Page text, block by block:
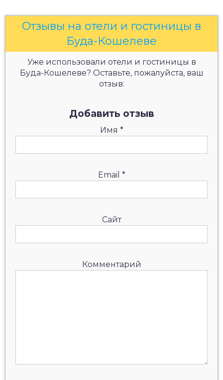
Отзывы на отели и гостиницы в
Буда-Кошелеве
Уже использовали отели и гостиницы в
Буда-Кошелеве? Оставьте, пожалуйста, ваш
отзыв:
Добавить отзыв
Имя *
Email *
Сайт
Комментарий